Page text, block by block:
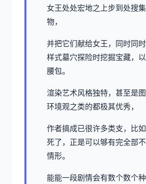
女王处处宏地之上步到处搜
物，
并把它们献给女王，同时同
样式墓穴探险时挖掘宝藏，
腰包。
渲染艺术风格独特，甚至是
环境观之类的都极其优秀，
作者搞成已很许多类支，比
死了，正是可以够有完全部
情形。
能能一段剧情会有数个数个